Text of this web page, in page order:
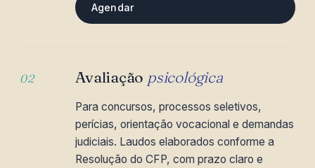
Agendar
02 Avaliação psicológica
Para concursos, processos seletivos,
perícias, orientação vocacional e demandas
judiciais. Laudos elaborados conforme a
Resolução do CFP, com prazo claro e